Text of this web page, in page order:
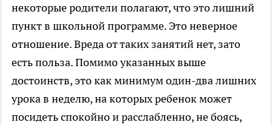
некоторые родители полагают, что это лишний
пункт в школьной программе. Это неверное
отношение. Вреда от таких занятий нет, зато
есть польза. Помимо указанных выше
достоинств, это как минимум один-два лишних
урока в неделю, на которых ребенок может
посидеть спокойно и расслабленно, не боясь,